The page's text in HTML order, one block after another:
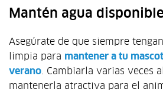
Mantén agua disponible
Asegúrate de que siempre
limpia para mantener a tu
verano. Cambiarla varias veces
mantenerla atractiva para el